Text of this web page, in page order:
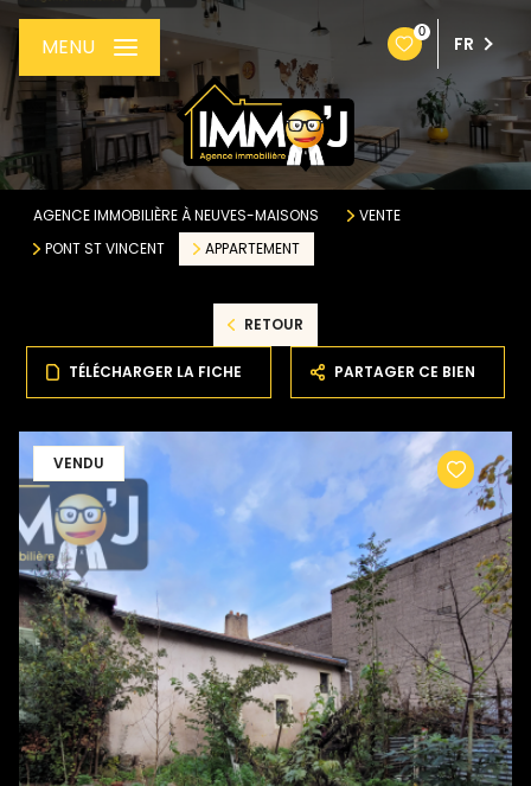
0
FR
MENU
AGENCE IMMOBILIÈRE À NEUVES-MAISONS
VENTE
PONT ST VINCENT
APPARTEMENT
RETOUR
TÉLÉCHARGER LA FICHE PARTAGER CE BIEN
VENDU